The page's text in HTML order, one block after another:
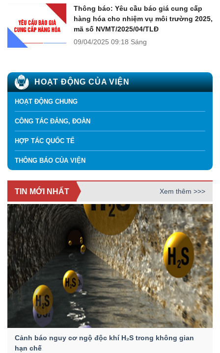
Thông báo: Yêu cầu báo giá cung cấp
hàng hóa cho nhiệm vụ môi trường 2025,
mã số NVMT/2025/04/TLĐ
09/04/2025 09:18 Sáng
HOẠT ĐỘNG CỦA VIỆN
HOẠT ĐỘNG CHUNG
CÔNG TÁC ĐẢNG, ĐOÀN
HỢP TÁC QUỐC TẾ
THÔNG BÁO CỦA VIỆN
TIN MỚI NHẤT Xem thêm >>>
Cảnh báo nguy cơ ngộ độc khí H₂S trong không gian
hạn chế